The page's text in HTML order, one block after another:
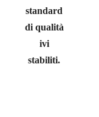
standard
di qualità
ivi
stabiliti.